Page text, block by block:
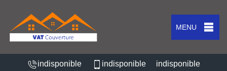
MENU
indisponible indisponible indisponible